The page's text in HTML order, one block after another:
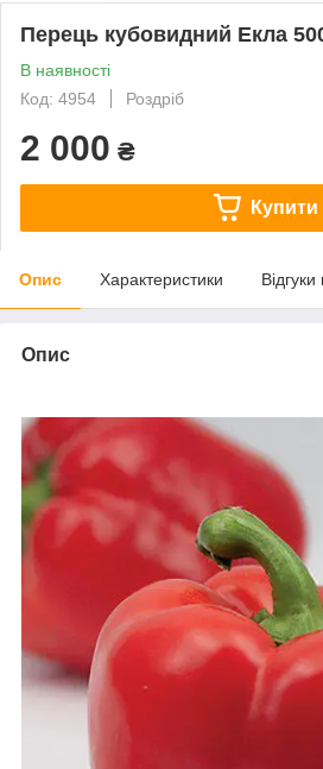
Перець кубовидний Екла
В наявності
Код: 4954
Роздріб
2 000 ₴
Купити
Опис Характеристики
Опис